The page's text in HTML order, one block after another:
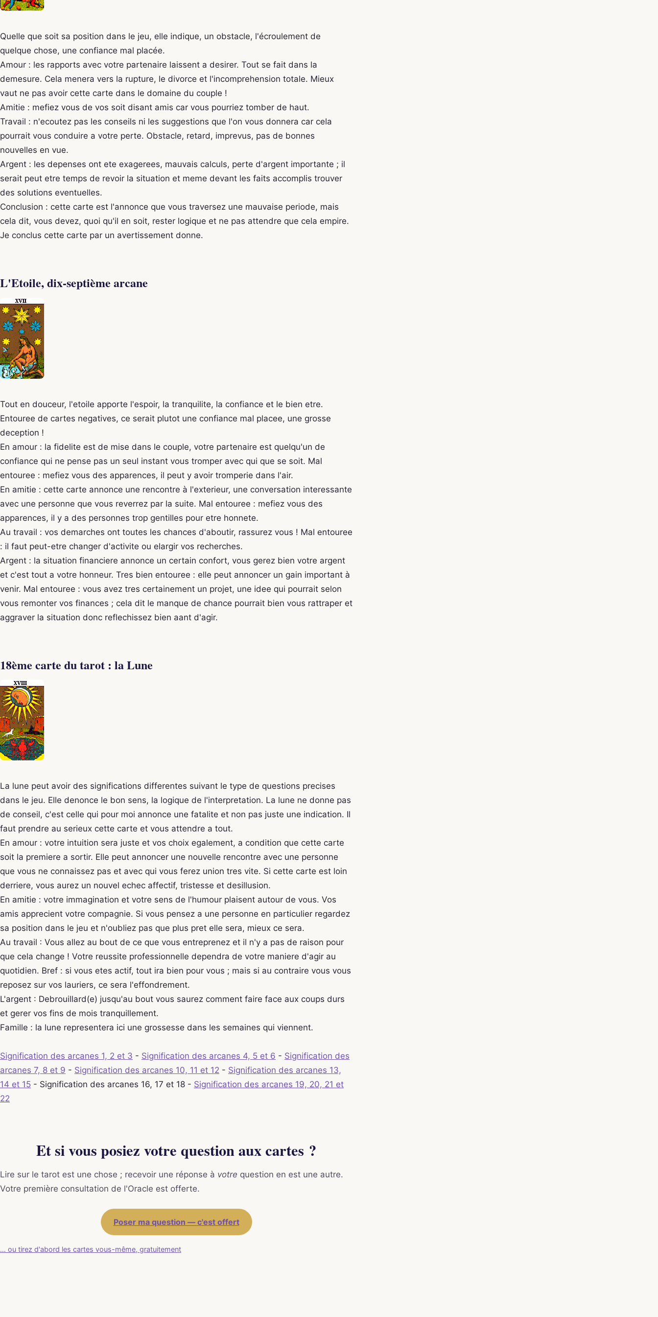
Quelle que soit sa position dans le jeu, elle indique, un obstacle, l'écroulement de
quelque chose, une confiance mal placée.
Amour : les rapports avec votre partenaire laissent a desirer. Tout se fait dans la
demesure. Cela menera vers la rupture, le divorce et l'incomprehension totale. Mieux
vaut ne pas avoir cette carte dans le domaine du couple !
Amitie : mefiez vous de vos soit disant amis car vous pourriez tomber de haut.
Travail : n'ecoutez pas les conseils ni les suggestions que l'on vous donnera car cela
pourrait vous conduire a votre perte. Obstacle, retard, imprevus, pas de bonnes
nouvelles en vue.
Argent : les depenses ont ete exagerees, mauvais calculs, perte d'argent importante ; il
serait peut etre temps de revoir la situation et meme devant les faits accomplis trouver
des solutions eventuelles.
Conclusion : cette carte est l'annonce que vous traversez une mauvaise periode, mais
cela dit, vous devez, quoi qu'il en soit, rester logique et ne pas attendre que cela empire.
Je conclus cette carte par un avertissement donne.
L'Etoile, dix-septième arcane
Tout en douceur, l'etoile apporte l'espoir, la tranquilite, la confiance et le bien etre.
Entouree de cartes negatives, ce serait plutot une confiance mal placee, une grosse
deception !
En amour : la fidelite est de mise dans le couple, votre partenaire est quelqu'un de
confiance qui ne pense pas un seul instant vous tromper avec qui que se soit. Mal
entouree : mefiez vous des apparences, il peut y avoir tromperie dans l'air.
En amitie : cette carte annonce une rencontre à l'exterieur, une conversation interessante
avec une personne que vous reverrez par la suite. Mal entouree : mefiez vous des
apparences, il y a des personnes trop gentilles pour etre honnete.
Au travail : vos demarches ont toutes les chances d'aboutir, rassurez vous ! Mal entouree
: il faut peut-etre changer d'activite ou elargir vos recherches.
Argent : la situation financiere annonce un certain confort, vous gerez bien votre argent
et c'est tout a votre honneur. Tres bien entouree : elle peut annoncer un gain important à
venir. Mal entouree : vous avez tres certainement un projet, une idee qui pourrait selon
vous remonter vos finances ; cela dit le manque de chance pourrait bien vous rattraper et
aggraver la situation donc reflechissez bien aant d'agir.
18ème carte du tarot : la Lune
La lune peut avoir des significations differentes suivant le type de questions precises
dans le jeu. Elle denonce le bon sens, la logique de l'interpretation. La lune ne donne pas
de conseil, c'est celle qui pour moi annonce une fatalite et non pas juste une indication. Il
faut prendre au serieux cette carte et vous attendre a tout.
En amour : votre intuition sera juste et vos choix egalement, a condition que cette carte
soit la premiere a sortir. Elle peut annoncer une nouvelle rencontre avec une personne
que vous ne connaissez pas et avec qui vous ferez union tres vite. Si cette carte est loin
derriere, vous aurez un nouvel echec affectif, tristesse et desillusion.
En amitie : votre immagination et votre sens de l'humour plaisent autour de vous. Vos
amis apprecient votre compagnie. Si vous pensez a une personne en particulier regardez
sa position dans le jeu et n'oubliez pas que plus pret elle sera, mieux ce sera.
Au travail : Vous allez au bout de ce que vous entreprenez et il n'y a pas de raison pour
que cela change ! Votre reussite professionnelle dependra de votre maniere d'agir au
quotidien. Bref : si vous etes actif, tout ira bien pour vous ; mais si au contraire vous vous
reposez sur vos lauriers, ce sera l'effondrement.
L'argent : Debrouillard(e) jusqu'au bout vous saurez comment faire face aux coups durs
et gerer vos fins de mois tranquillement.
Famille : la lune representera ici une grossesse dans les semaines qui viennent.
Signification des arcanes 1, 2 et 3 - Signification des arcanes 4, 5 et 6 - Signification des
arcanes 7, 8 et 9 - Signification des arcanes 10, 11 et 12 - Signification des arcanes 13,
14 et 15 - Signification des arcanes 16, 17 et 18 - Signification des arcanes 19, 20, 21 et
22
Et si vous posiez votre question aux cartes ?
Lire sur le tarot est une chose ; recevoir une réponse à votre question en est une autre.
Votre première consultation de l'Oracle est offerte.
Poser ma question — c'est offert
… ou tirez d'abord les cartes vous-même, gratuitement